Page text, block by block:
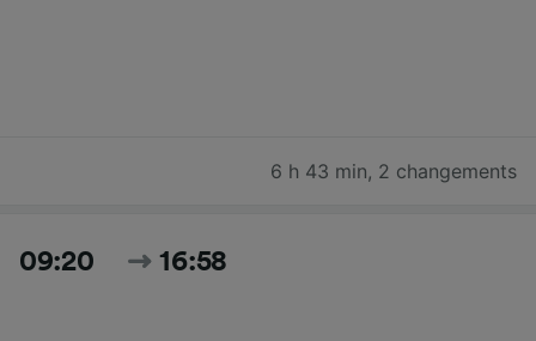
6 h 43 min, 2 changements
09:20 16:58